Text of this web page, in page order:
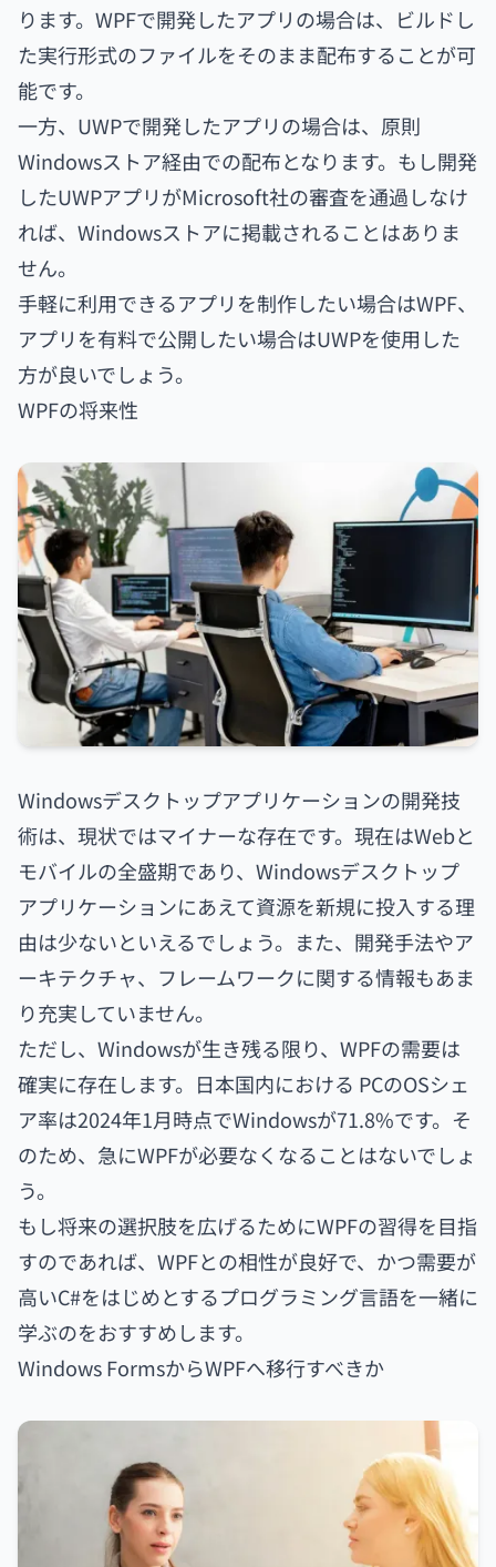
ります。WPFで開発したアプリの場合は、ビルドし
た実行形式のファイルをそのまま配布することが可
能です。
一方、UWPで開発したアプリの場合は、原則
Windowsストア経由での配布となります。もし開発
したUWPアプリがMicrosoft社の審査を通過しなけ
れば、Windowsストアに掲載されることはありま
せん。
手軽に利用できるアプリを制作したい場合はWPF、
アプリを有料で公開したい場合はUWPを使用した
方が良いでしょう。
WPFの将来性
Windowsデスクトップアプリケーションの開発技
術は、現状ではマイナーな存在です。現在はWebと
モバイルの全盛期であり、Windowsデスクトップ
アプリケーションにあえて資源を新規に投入する理
由は少ないといえるでしょう。また、開発手法やア
ーキテクチャ、フレームワークに関する情報もあま
り充実していません。
ただし、Windowsが生き残る限り、WPFの需要は
確実に存在します。日本国内における PCのOSシェ
ア率は2024年1月時点でWindowsが71.8%です。そ
のため、急にWPFが必要なくなることはないでしょ
う。
もし将来の選択肢を広げるためにWPFの習得を目指
すのであれば、WPFとの相性が良好で、かつ需要が
高いC#をはじめとするプログラミング言語を一緒に
学ぶのをおすすめします。
Windows FormsからWPFへ移行すべきか